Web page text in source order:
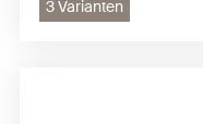
3 Varianten